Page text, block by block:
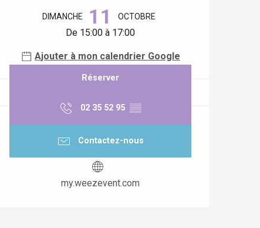
DIMANCHE 11 OCTOBRE
De 15:00 à 17:00
Ajouter à mon calendrier Google
Réserver
02 35 52 95 ▒▒
Contactez-nous
my.weezevent.com